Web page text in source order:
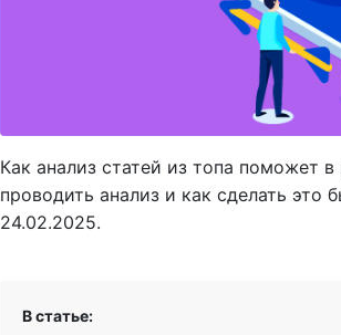
Как анализ статей из топа поможет
проводить анализ и как сделать это
24.02.2025.
В статье: